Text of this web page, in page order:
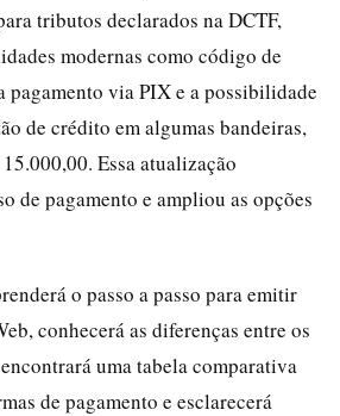
tributos declarados na DCTF,
modernas como código de
pagamento via PIX e a possibilidade
de crédito em algumas bandeiras,
Essa atualização
de pagamento e ampliou as opções
o passo a passo para emitir
conhecerá as diferenças entre os
uma tabela comparativa
de pagamento e esclarecerá